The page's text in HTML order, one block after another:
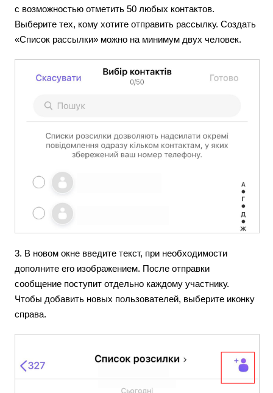
с возможностью отметить 50 любых контактов.
Выберите тех, кому хотите отправить рассылку. Создать
«Список рассылки» можно на минимум двух человек.
3. В новом окне введите текст, при необходимости
дополните его изображением. После отправки
сообщение поступит отдельно каждому участнику.
Чтобы добавить новых пользователей, выберите иконку
справа.